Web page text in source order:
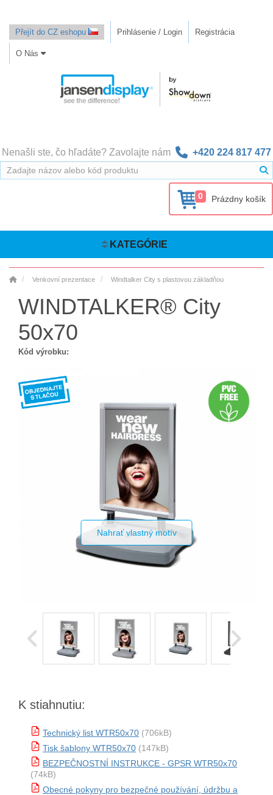
Přejít do CZ eshopu Prihlásenie / Login Registrácia
O Nás
Nenašli ste, čo hľadáte? Zavolajte nám +420 224 817 477
0 Prázdny košík
KATEGÓRIE
Venkovní prezentace Windtalker City s plastovou základňou
WINDTALKER® City
50x70
Kód výrobku:
Nahrať vlastný motív
K stiahnutiu:
Technický list WTR50x70 (706kB)
Tisk šablony WTR50x70 (147kB)
BEZPEČNOSTNÍ INSTRUKCE - GPSR WTR50x70
(74kB)
Obecné pokyny pro bezpečné používání, údržbu a